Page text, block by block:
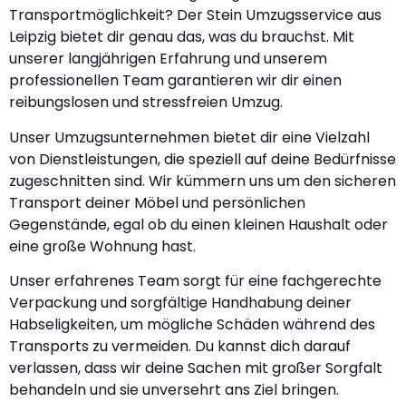
Transportmöglichkeit? Der Stein Umzugsservice aus
Leipzig bietet dir genau das, was du brauchst. Mit
unserer langjährigen Erfahrung und unserem
professionellen Team garantieren wir dir einen
reibungslosen und stressfreien Umzug.
Unser Umzugsunternehmen bietet dir eine Vielzahl
von Dienstleistungen, die speziell auf deine Bedürfnisse
zugeschnitten sind. Wir kümmern uns um den sicheren
Transport deiner Möbel und persönlichen
Gegenstände, egal ob du einen kleinen Haushalt oder
eine große Wohnung hast.
Unser erfahrenes Team sorgt für eine fachgerechte
Verpackung und sorgfältige Handhabung deiner
Habseligkeiten, um mögliche Schäden während des
Transports zu vermeiden. Du kannst dich darauf
verlassen, dass wir deine Sachen mit großer Sorgfalt
behandeln und sie unversehrt ans Ziel bringen.